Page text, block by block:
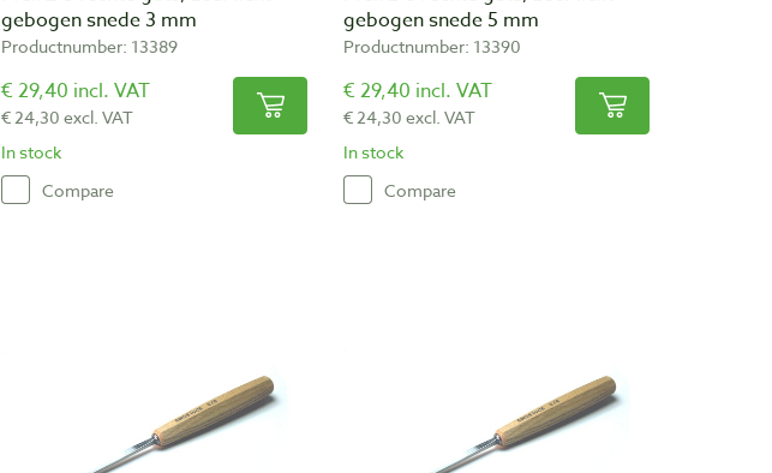
gebogen snede 3 mm
Productnumber: 13389
€ 29,40 incl. VAT
€ 24,30 excl. VAT
In stock
Compare
gebogen snede 5 mm
Productnumber: 13390
€ 29,40 incl. VAT
€ 24,30 excl. VAT
In stock
Compare